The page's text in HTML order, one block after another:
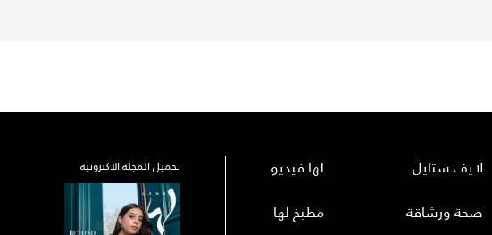
لايف ستايل
صحة ورشاقة
لها فيديو
مطبخ لها
تحميل المجلة الاكترونية